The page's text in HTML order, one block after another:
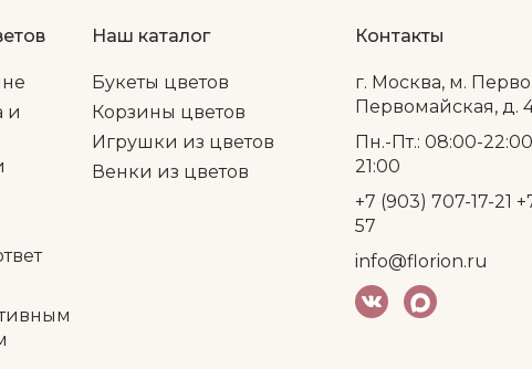
и
Наш каталог
Букеты цветов
Корзины цветов
Игрушки из цветов
Венки из цветов
Контакты
г. Москва, м.
Первомайская, д.
Пн.-Пт.: 08:00-
21:00
+7 (903) 707-17-21
57
info@florion.ru